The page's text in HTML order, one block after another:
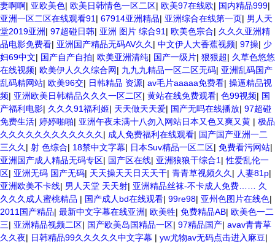
妻啊啊| 亚欧美色| 欧美日韩情色一区二区| 欧美97在线欧| 国内精品999|
亚洲一区二区在线观看91 | 67914亚洲精品| 亚洲综合在线第一页| 男人天
堂2019亚洲| 97超碰日韩| 亚洲 图片 综合91 | 欧美色宗合| 久久久亚洲精
品电影免费看| 亚洲国产精品无码AV久久 | 中文伊人大香蕉视频| 97操| 少
妇69中文| 国产自产自拍| 欧美亚洲清纯| 国产一级片| 狠狠超| 久草色悠悠
在线视频| 欧美伊人久久综合网| 九九九精品一区二区无码| 亚洲乱码国产
乱码精网站| 欧美96交| 日韩精品 资源| av毛片aaaaa免费看| 操逼精品视
频| 亚洲欧美日韩精品久久久一区二区| 黄站在线免费观看| 色99视频| 国
产福利电影| 久久久91福利姬| 天天做天天爱| 国产无吗在线播放| 97超碰
免费生活| 婷婷啪啪| 亚洲午夜未满十八勿入网站日本又色又爽又黄 | 极品
久久久久久久久久久久久久 | 成人免费福利在线观看| 国产国产亚洲一二
三久久 | 射 色综合| 18禁中文字幕| 日本Suv精品一区二区| 免费看污网站|
亚洲国产成人精品无码专区| 国产区在线| 亚洲狼狼干综合1 |性爱乱伦一
区| 亚洲无码 国产无码| 天天操天天日天天干| 青青草视频久久 | 人妻81p|
亚洲欧美不卡线| 男人天堂 天天射| 亚洲精品丝袜-不卡成人免费…… 久
久久久成人蜜桃精品 | 国产成人bd在线观看| 99re98| 亚州色图片在线色|
2011国产精品| 最新中文字幕在线亚洲| 欧美牲| 免费精品AB| 欧美色一二
三| 亚洲精品视频二区| 国产欧美岛国精品一区| 97精品国产| avav青青草
久久夜| 日韩精品99久久久久久中文字幕 | yw尤物av无码点击进入麻豆|